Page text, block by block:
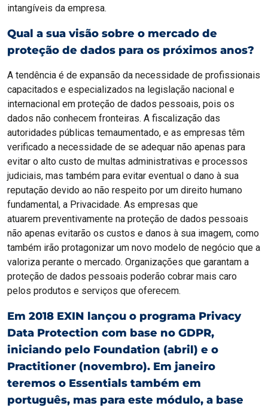
intangíveis da empresa.
Qual a sua visão sobre o mercado de
proteção de dados para os próximos anos?
A tendência é de expansão da necessidade de profissionais
capacitados e especializados na legislação nacional e
internacional em proteção de dados pessoais, pois os
dados não conhecem fronteiras. A fiscalização das
autoridades públicas temaumentado, e as empresas têm
verificado a necessidade de se adequar não apenas para
evitar o alto custo de multas administrativas e processos
judiciais, mas também para evitar eventual o dano à sua
reputação devido ao não respeito por um direito humano
fundamental, a Privacidade. As empresas que
atuarem preventivamente na proteção de dados pessoais
não apenas evitarão os custos e danos à sua imagem, como
também irão protagonizar um novo modelo de negócio que a
valoriza perante o mercado. Organizações que garantam a
proteção de dados pessoais poderão cobrar mais caro
pelos produtos e serviços que oferecem.
Em 2018 EXIN lançou o programa Privacy
Data Protection com base no GDPR,
iniciando pelo Foundation (abril) e o
Practitioner (novembro). Em janeiro
teremos o Essentials também em
português, mas para este módulo, a base